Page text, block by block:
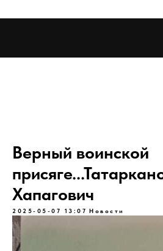
Верный воинской
Хапагович
2025-05-07 13:07 Новости